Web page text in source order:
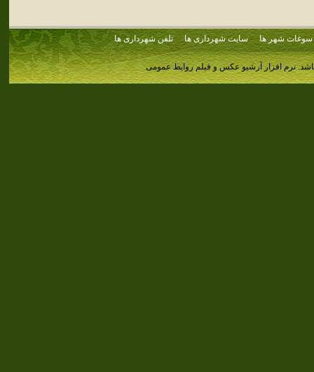
سوغات شهر ها سایت شهرداری ها تلفن شهرداری ها
نرم افزار آرشیو عکس و فیلم روابط عمومی